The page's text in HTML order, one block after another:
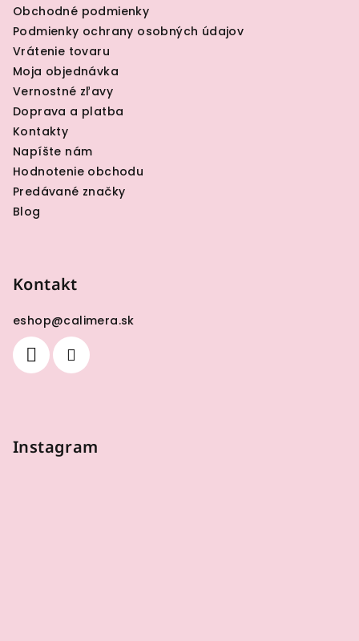
Obchodné podmienky
Podmienky ochrany osobných údajov
Vrátenie tovaru
Moja objednávka
Vernostné zľavy
Doprava a platba
Kontakty
Napíšte nám
Hodnotenie obchodu
Predávané značky
Blog
Kontakt
eshop@calimera.sk
Instagram